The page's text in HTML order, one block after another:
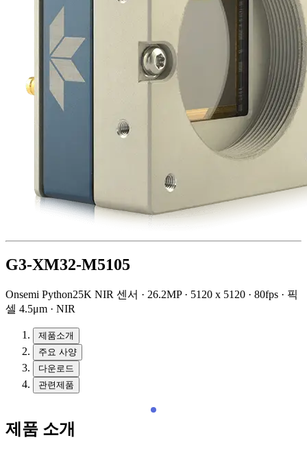
G3-XM32-M5105
Onsemi Python25K NIR 센서 · 26.2MP · 5120 x 5120 · 80fps · 픽
셀 4.5μm · NIR
제품소개
주요 사양
다운로드
관련제품
제품 소개